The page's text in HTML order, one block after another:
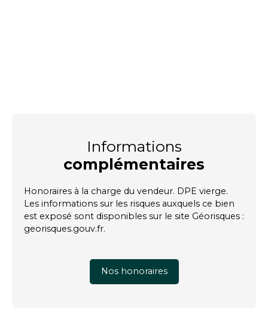
Informations
complémentaires
Honoraires à la charge du vendeur. DPE vierge.
Les informations sur les risques auxquels ce bien
est exposé sont disponibles sur le site Géorisques :
georisques.gouv.fr.
Nos honoraires